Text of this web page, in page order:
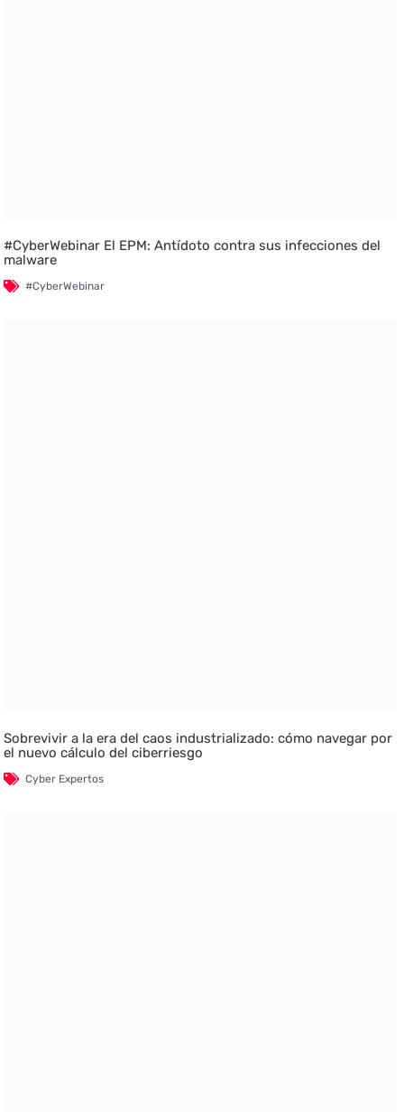
#CyberWebinar El EPM: Antídoto contra sus infecciones del
malware
#CyberWebinar
Sobrevivir a la era del caos industrializado: cómo navegar por
el nuevo cálculo del ciberriesgo
Cyber Expertos